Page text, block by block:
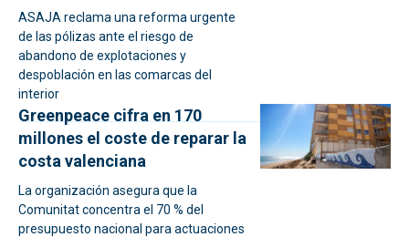
ASAJA reclama una reforma urgente
de las pólizas ante el riesgo de
abandono de explotaciones y
despoblación en las comarcas del
interior
Greenpeace cifra en 170
millones el coste de reparar la
costa valenciana
La organización asegura que la
Comunitat concentra el 70 % del
presupuesto nacional para actuaciones